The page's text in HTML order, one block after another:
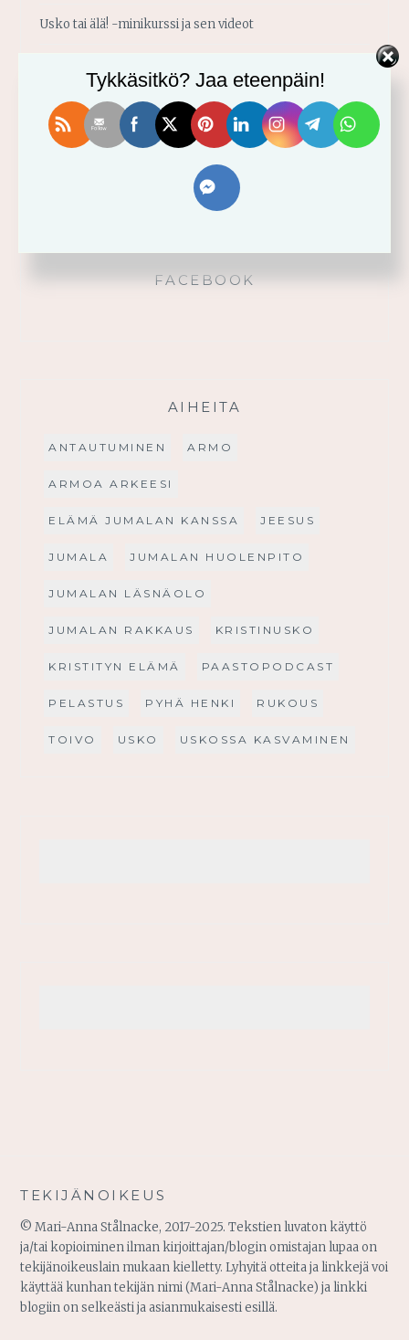
Usko tai älä! -minikurssi ja sen videot
Älä yritä omin voimin
Käytä saamaasi voimaa!
FACEBOOK
AIHEITA
ANTAUTUMINEN ARMO
ARMOA ARKEESI
ELÄMÄ JUMALAN KANSSA JEESUS
JUMALA JUMALAN HUOLENPITO
JUMALAN LÄSNÄOLO
JUMALAN RAKKAUS KRISTINUSKO
KRISTITYN ELÄMÄ PAASTOPODCAST
PELASTUS PYHÄ HENKI RUKOUS
TOIVO USKO USKOSSA KASVAMINEN
TEKIJÄNOIKEUS
© Mari-Anna Stålnacke, 2017-2025. Tekstien luvaton käyttö
ja/tai kopioiminen ilman kirjoittajan/blogin omistajan lupaa on
tekijänoikeuslain mukaan kielletty. Lyhyitä otteita ja linkkejä voi
käyttää kunhan tekijän nimi (Mari-Anna Stålnacke) ja linkki
blogiin on selkeästi ja asianmukaisesti esillä.
Tykkäsitkö? Jaa eteenpäin!